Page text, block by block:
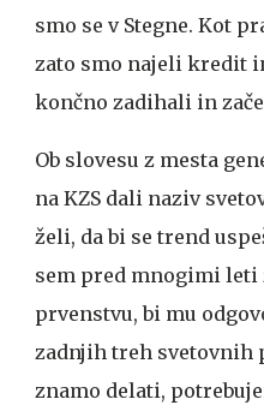
smo se v Stegne. Kot
zato smo najeli kredit
končno zadihali in
Ob slovesu z mesta
na KZS dali naziv
želi, da bi se trend
sem pred mnogimi leti
prvenstvu, bi mu
zadnjih treh svetovnih
znamo delati,